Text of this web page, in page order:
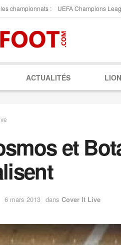
championnats : UEFA Champions
ACTUALITÉS
et
6 mars 2013 dans Cover It Live